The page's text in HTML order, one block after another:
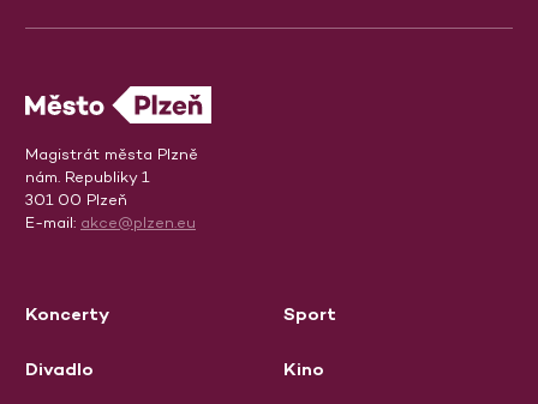
Magistrát města Plzně
nám. Republiky 1
301 00 Plzeň
E-mail: akce@plzen.eu
Koncerty
Divadlo
Sport
Kino